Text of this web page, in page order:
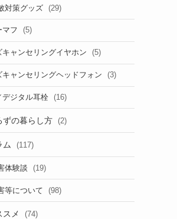
対策グッズ (29)
マフ (5)
キャンセリングイヤホン (5)
キャンセリングヘッドフォン (3)
デジタル耳栓 (16)
ずの暮らし方 (2)
ム (117)
体験談 (19)
等について (98)
スメ (74)